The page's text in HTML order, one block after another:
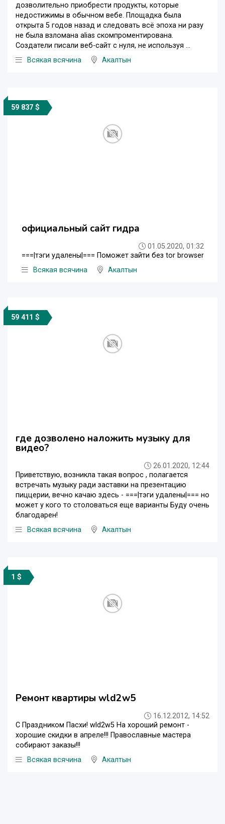
дозволительно приобрести продукты, которые
недостижимы в обычном вебе. Площадка была
открыта 5 годов назад и следовать всё эпоха ни разу
не была взломана alias скомпроментирована.
Создатели писали веб-сайт с нуля, не используя ...
Всякая всячина
Акалтын
59 837 $
официальный сайт гидра
01.05.2020, 01:32
===|тэги удалены|=== Поможет зайти без tor browser
Всякая всячина
Акалтын
59 411 $
где дозволено наложить музыку для
видео?
26.01.2020, 12:44
Приветствую, возникла такая вопрос , полагается
встречать музыку ради заставки на презентацию
пиццерии, вечно качаю здесь - ===|тэги удалены|=== но
может у кого то столоваться еще варианты Буду очень
благодарен!
Всякая всячина
Акалтын
1 $
Ремонт квартиры wld2w5
16.12.2012, 14:52
С Праздником Пасхи! wld2w5 На хороший ремонт -
хорошие скидки в апреле!!! Православные мастера
собирают заказы!!!
Всякая всячина
Акалтын